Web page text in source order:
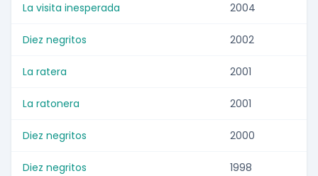
La visita inesperada 2004
Diez negritos 2002
La ratera 2001
La ratonera 2001
Diez negritos 2000
Diez negritos 1998